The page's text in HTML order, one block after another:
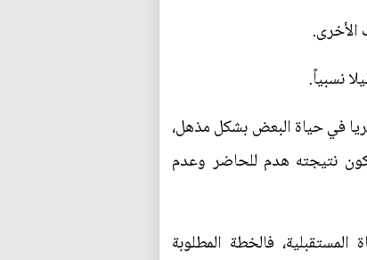
الأخرى.
نسبياً.
في حياة البعض بشكل مذهل،
نتيجته هدم للحاضر وعدم
فالخطة المطلوبة